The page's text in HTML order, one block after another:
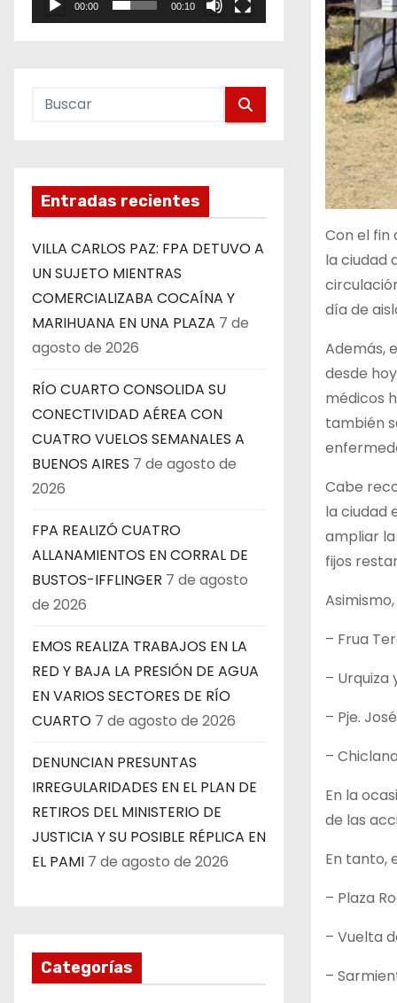
00:00 00:10
Entradas recientes
VILLA CARLOS PAZ: FPA DETUVO A
UN SUJETO MIENTRAS
COMERCIALIZABA COCAÍNA Y
MARIHUANA EN UNA PLAZA 7 de
agosto de 2026
RÍO CUARTO CONSOLIDA SU
CONECTIVIDAD AÉREA CON
CUATRO VUELOS SEMANALES A
BUENOS AIRES 7 de agosto de
2026
FPA REALIZÓ CUATRO
ALLANAMIENTOS EN CORRAL DE
BUSTOS-IFFLINGER 7 de agosto
de 2026
EMOS REALIZA TRABAJOS EN LA
RED Y BAJA LA PRESIÓN DE AGUA
EN VARIOS SECTORES DE RÍO
CUARTO 7 de agosto de 2026
DENUNCIAN PRESUNTAS
IRREGULARIDADES EN EL PLAN DE
RETIROS DEL MINISTERIO DE
JUSTICIA Y SU POSIBLE RÉPLICA EN
EL PAMI 7 de agosto de 2026
Categorías
Con el fin
la ciudad
día de
Además,
desde
médicos
también
Cabe
la ciudad
ampliar
fijos
– Frua
– Urquiza
– Pje.
–
En la
de las
En tanto,
– Plaza
– Vuelta
–